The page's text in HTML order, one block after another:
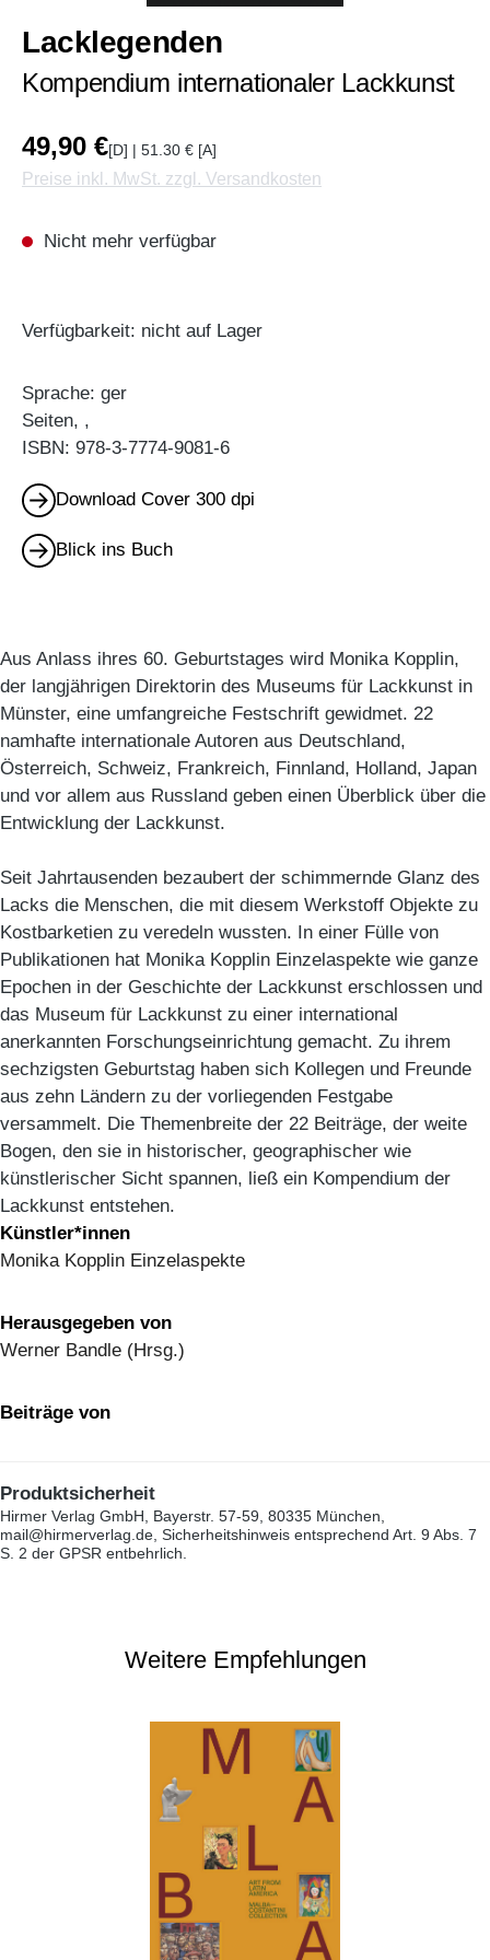
Lacklegenden
Kompendium internationaler Lackkunst
49,90 €[D] | 51.30 € [A]
Preise inkl. MwSt. zzgl. Versandkosten
Nicht mehr verfügbar
Verfügbarkeit: nicht auf Lager
Sprache: ger
Seiten, ,
ISBN: 978-3-7774-9081-6
Download Cover 300 dpi
Blick ins Buch
Aus Anlass ihres 60. Geburtstages wird Monika Kopplin,
der langjährigen Direktorin des Museums für Lackkunst in
Münster, eine umfangreiche Festschrift gewidmet. 22
namhafte internationale Autoren aus Deutschland,
Österreich, Schweiz, Frankreich, Finnland, Holland, Japan
und vor allem aus Russland geben einen Überblick über die
Entwicklung der Lackkunst.
Seit Jahrtausenden bezaubert der schimmernde Glanz des
Lacks die Menschen, die mit diesem Werkstoff Objekte zu
Kostbarketien zu veredeln wussten. In einer Fülle von
Publikationen hat Monika Kopplin Einzelaspekte wie ganze
Epochen in der Geschichte der Lackkunst erschlossen und
das Museum für Lackkunst zu einer international
anerkannten Forschungseinrichtung gemacht. Zu ihrem
sechzigsten Geburtstag haben sich Kollegen und Freunde
aus zehn Ländern zu der vorliegenden Festgabe
versammelt. Die Themenbreite der 22 Beiträge, der weite
Bogen, den sie in historischer, geographischer wie
künstlerischer Sicht spannen, ließ ein Kompendium der
Lackkunst entstehen.
Künstler*innen
Monika Kopplin Einzelaspekte
Herausgegeben von
Werner Bandle (Hrsg.)
Beiträge von
Produktsicherheit
Hirmer Verlag GmbH, Bayerstr. 57-59, 80335 München,
mail@hirmerverlag.de, Sicherheitshinweis entsprechend Art. 9 Abs. 7
S. 2 der GPSR entbehrlich.
Weitere Empfehlungen